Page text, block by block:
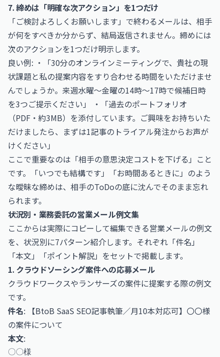
7. 締めは「明確な次アクション」を1つだけ
「ご検討よろしくお願いします」で終わるメールは、相手
が何をすべきか分からず、結局返信されません。締めには
次のアクションを1つだけ明示します。
良い例: ・「30分のオンラインミーティングで、貴社の現
状課題と私の提案内容をすり合わせる時間をいただけませ
んでしょうか。来週水曜〜金曜の14時〜17時で候補日時
を3つご提示ください」 ・「過去のポートフォリオ
（PDF・約3MB）を添付しています。ご興味をお持ちいた
だけましたら、まずは1記事のトライアル発注からお声が
けください」
ここで重要なのは「相手の意思決定コストを下げる」こと
です。「いつでも結構です」「お時間あるときに」のよう
な曖昧な締めは、相手のToDoの底に沈んでそのまま忘れ
られます。
状況別・業務委託の営業メール例文集
ここからは実際にコピーして編集できる営業メールの例文
を、状況別に7パターン紹介します。それぞれ「件名」
「本文」「ポイント解説」をセットで掲載します。
1. クラウドソーシング案件への応募メール
クラウドワークスやランサーズの案件に提案する際の例文
です。
件名: 【BtoB SaaS SEO記事執筆／月10本対応可】〇〇様
の案件について
本文:
〇〇様